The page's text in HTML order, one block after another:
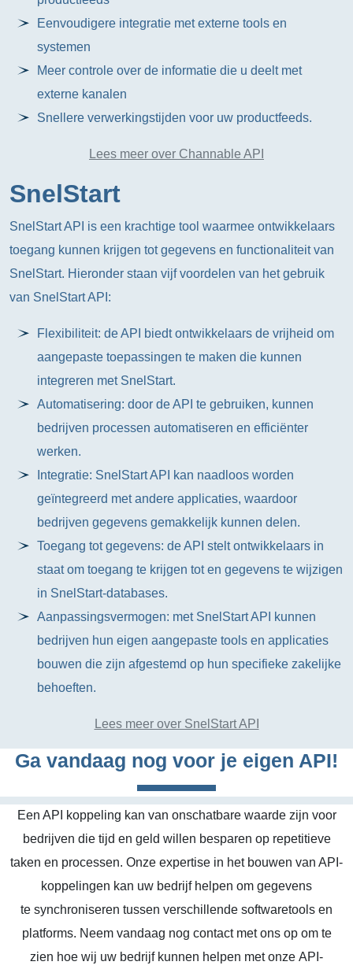
Eenvoudigere integratie met externe tools en
systemen
Meer controle over de informatie die u deelt met
externe kanalen
Snellere verwerkingstijden voor uw productfeeds.
Lees meer over Channable API
SnelStart
SnelStart API is een krachtige tool waarmee ontwikkelaars
toegang kunnen krijgen tot gegevens en functionaliteit van
SnelStart. Hieronder staan vijf voordelen van het gebruik
van SnelStart API:
Flexibiliteit: de API biedt ontwikkelaars de vrijheid om
aangepaste toepassingen te maken die kunnen
integreren met SnelStart.
Automatisering: door de API te gebruiken, kunnen
bedrijven processen automatiseren en efficiënter
werken.
Integratie: SnelStart API kan naadloos worden
geïntegreerd met andere applicaties, waardoor
bedrijven gegevens gemakkelijk kunnen delen.
Toegang tot gegevens: de API stelt ontwikkelaars in
staat om toegang te krijgen tot en gegevens te wijzigen
in SnelStart-databases.
Aanpassingsvermogen: met SnelStart API kunnen
bedrijven hun eigen aangepaste tools en applicaties
bouwen die zijn afgestemd op hun specifieke zakelijke
behoeften.
Lees meer over SnelStart API
Ga vandaag nog voor je eigen API!
Een API koppeling kan van onschatbare waarde zijn voor
bedrijven die tijd en geld willen besparen op repetitieve
taken en processen. Onze expertise in het bouwen van API-
koppelingen kan uw bedrijf helpen om gegevens
te synchroniseren tussen verschillende softwaretools en
platforms. Neem vandaag nog contact met ons op om te
zien hoe wij uw bedrijf kunnen helpen met onze API-